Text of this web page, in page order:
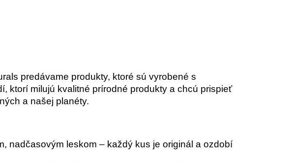
predávame produkty, ktoré sú vyrobené s
ktorí milujú kvalitné prírodné produkty a chcú prispieť
a našej planéty.
nadčasovým leskom – každý kus je originál a ozdobí